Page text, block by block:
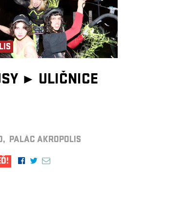
► ULIČNICE
PALÁC AKROPOLIS